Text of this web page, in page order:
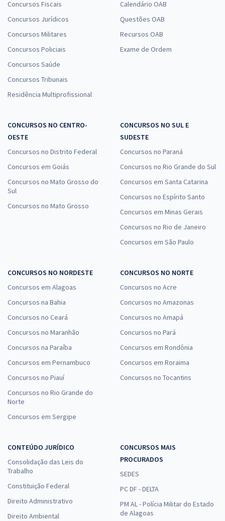
à vista
R$21,99
Treinamento Intensivo para MP ES - Ministério Público do Estado do
à vista
R$13,33
Economize R$ 39,98 (-20%)
Comprar
MP ES - Ministério Público do Estado do Espírito Santo -
Conhecimentos Específicos para Agente Técnico - Contador
à vista
Comprar
MP ES - Ministério Público do Estado do Espírito Santo - Agente
18,65
Economize R$ 55,96 (-20%)
MP ES - Ministério Público do Estado do Espírito Santo -
à vista
Economize R$ 45,96 (-20%)
Comprar
Concursos Fiscais
Concursos Jurídicos
Concursos Militares
Concursos Policiais
Concursos Saúde
Concursos Tribunais
Residência Multiprofissional
Calendário OAB
Questões OAB
Recursos OAB
Exame de Ordem
CONCURSOS NO CENTRO-
OESTE
Concursos no Distrito Federal
Concursos em Goiás
Concursos no Mato Grosso do
Sul
Concursos no Mato Grosso
CONCURSOS NO SUL E
SUDESTE
Concursos no Paraná
Concursos no Rio Grande do Sul
Concursos em Santa Catarina
Concursos no Espírito Santo
Concursos em Minas Gerais
Concursos no Rio de Janeiro
Concursos em São Paulo
CONCURSOS NO NORDESTE
Concursos em Alagoas
Concursos na Bahia
Concursos no Ceará
Concursos no Maranhão
Concursos na Paraíba
Concursos em Pernambuco
Concursos no Piauí
Concursos no Rio Grande do
Norte
Concursos em Sergipe
CONCURSOS NO NORTE
Concursos no Acre
Concursos no Amazonas
Concursos no Amapá
Concursos no Pará
Concursos em Rondônia
Concursos em Roraima
Concursos no Tocantins
CONTEÚDO JURÍDICO
Consolidação das Leis do
Trabalho
Constituição Federal
Direito Administrativo
Direito Ambiental
CONCURSOS MAIS
PROCURADOS
SEDES
PC DF - DELTA
PM AL - Polícia Militar do Estado
de Alagoas